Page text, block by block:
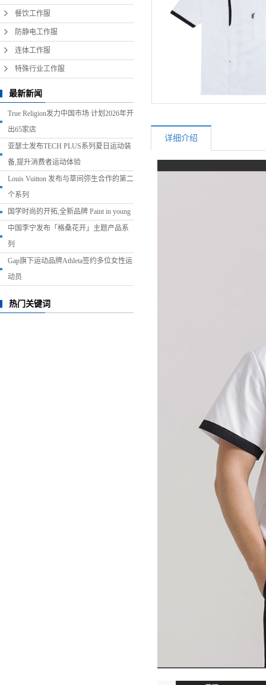
餐饮工作服
防静电工作服
连体工作服
特殊行业工作服
最新新闻
True Religion发力中国市场 计划2026年开
出65家店
亚瑟士发布TECH PLUS系列夏日运动装
备,提升消费者运动体验
Louis Vuitton 发布与草间弥生合作的第二
个系列
国学时尚的开拓,全新品牌 Paint in young
中国李宁发布「格桑花开」主题产品系
列
Gap旗下运动品牌Athleta签约多位女性运
动员
热门关键词
详细介绍